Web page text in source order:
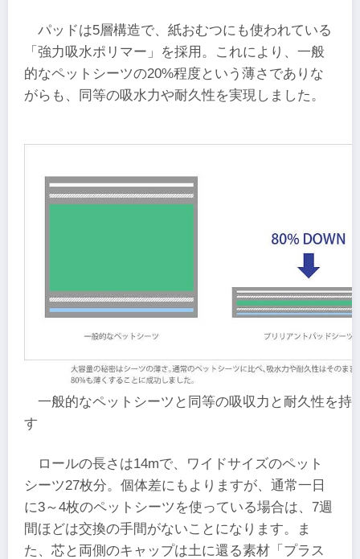
パッドは5層構造で、紙おむつにも使われている
「強力吸水ポリマー」を採用。これにより、一般
的なペットシーツの20%程度という薄さでありな
がらも、同等の吸水力や耐久性を実現しました。
一般的なペットシーツと同等の吸収力と耐久性を持
す
ロールの長さは14mで、ワイドサイズのペット
シーツ27枚分。個体差にもよりますが、通常一日
に3～4枚のペットシーツを使っている場合は、7週
間ほどは交換の手間がないことになります。ま
た、芯と両側のキャップは土に還る素材「プラス